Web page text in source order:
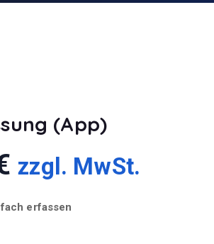
(App)
zzgl. MwSt.
erfassen